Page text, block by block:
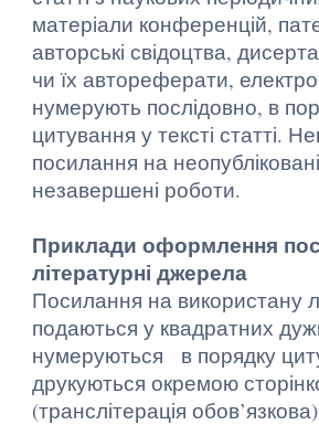
матеріали конференцій,
авторські свідоцтва,
чи їх автореферати,
нумерують послідовно, в
цитування у тексті статті.
посилання на
незавершені роботи.
Приклади оформлення
літературні джерела
Посилання на використану
подаються у квадратних
нумеруються в порядку
друкуються окремою
(транслітерація